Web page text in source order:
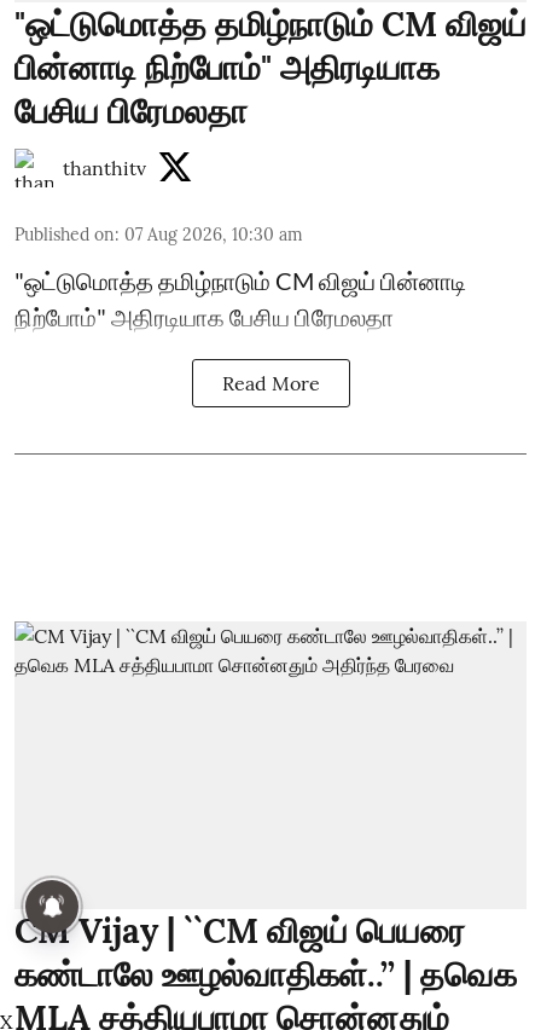
"ஒட்டுமொத்த தமிழ்நாடும் CM விஜய்
பின்னாடி நிற்போம்" அதிரடியாக
பேசிய பிரேமலதா
thanthitv
Published on: 07 Aug 2026, 10:30 am
"ஒட்டுமொத்த தமிழ்நாடும் CM விஜய் பின்னாடி
நிற்போம்" அதிரடியாக பேசிய பிரேமலதா
Read More
CM Vijay | ``CM விஜய் பெயரை
கண்டாலே ஊழல்வாதிகள்..’’ | தவெக
MLA சத்தியபாமா சொன்னதும்
X